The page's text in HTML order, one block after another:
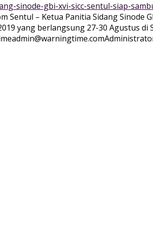
sinode-gbi-xvi-sicc-sentul-siap-
Sentul – Ketua Panitia Sidang Sinode
yang berlangsung 27-30 Agustus di
admin@warningtime.com